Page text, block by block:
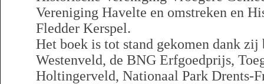
Vereniging Havelte en omstreken en
Fledder Kerspel.
Het boek is tot stand gekomen dank zij
Westenveld, de BNG Erfgoedprijs,
Holtingerveld, Nationaal Park Drents-